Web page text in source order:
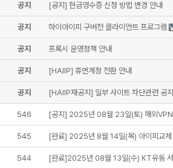
공지 [공지] 현금영수증 신청 방법 변경 안내
공지 하이아이피 구버전 클라이언트 프로그램
공지 프록시 운영정책 안내
공지 [HAIIP] 휴먼계정 전환 안내
공지 [HAIIP재공지] 일부 사이트 차단관련 공지
546 [공지] 2025년 08월 23일(토) 해외
545 [완료] 2025년 8월 14일(목) 아이피교
544 [완료]2025년 08월 13일(수) KT유동